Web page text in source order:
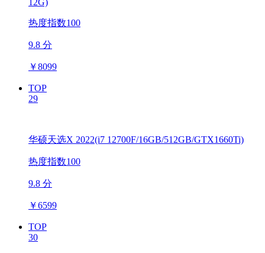
热度指数100
9.8 分
￥8099
TOP
29
华硕天选X 2022(i7 12700F/16GB/512GB/GTX1660Ti)
热度指数100
9.8 分
￥6599
TOP
30